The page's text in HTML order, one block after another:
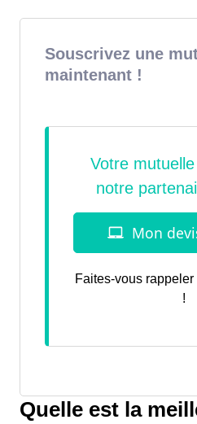
Souscrivez une
maintenant !
Faites-vous
!
Quelle est la